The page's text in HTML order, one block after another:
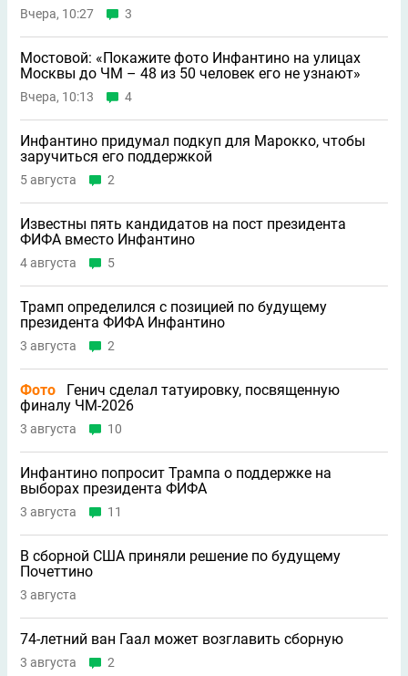
Вчера, 10:27 3
Мостовой: «Покажите фото Инфантино на улицах
Москвы до ЧМ – 48 из 50 человек его не узнают»
Вчера, 10:13 4
Инфантино придумал подкуп для Марокко, чтобы
заручиться его поддержкой
5 августа 2
Известны пять кандидатов на пост президента
ФИФА вместо Инфантино
4 августа 5
Трамп определился с позицией по будущему
президента ФИФА Инфантино
3 августа 2
Фото
Генич сделал татуировку, посвященную
финалу ЧМ-2026
3 августа 10
Инфантино попросит Трампа о поддержке на
выборах президента ФИФА
3 августа 11
В сборной США приняли решение по будущему
Почеттино
3 августа
74-летний ван Гаал может возглавить сборную
3 августа 2